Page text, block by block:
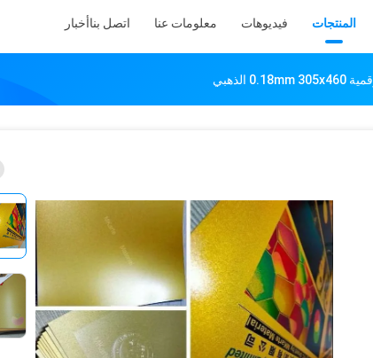
المنتجات فيديوهات معلومات عنا اتصل بناأخبار